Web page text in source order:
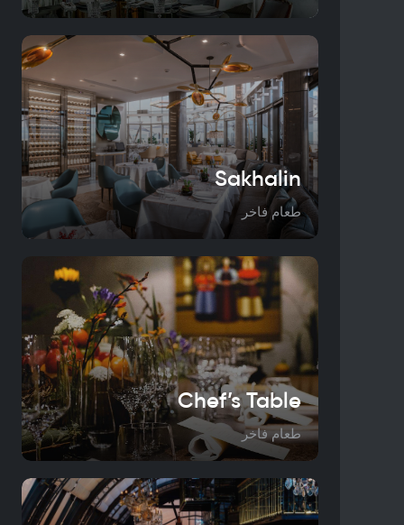
Sakhalin
طعام فاخر
Chef’s Table
طعام فاخر